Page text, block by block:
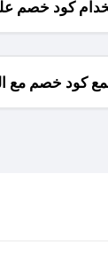
كود خصم
كود خصم مع